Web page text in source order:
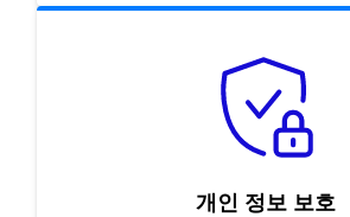
개인 정보 보호